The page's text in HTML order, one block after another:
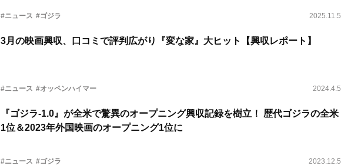
#ニュース #ゴジラ 2025.11.5
3月の映画興収、口コミで評判広がり『変な家』大ヒット【興収レポート】
#ニュース #オッペンハイマー 2024.4.5
『ゴジラ-1.0』が全米で驚異のオープニング興収記録を樹立！ 歴代ゴジラの全米
1位＆2023年外国映画のオープニング1位に
#ニュース #ゴジラ 2023.12.5